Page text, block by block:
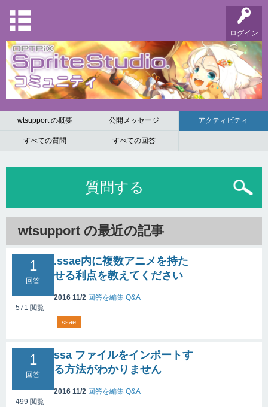
ログイン
wtsupport の概要 公開メッセージ アクティビティ
すべての質問 すべての回答
質問する
wtsupport の最近の記事
1
回答
571 閲覧
.ssae内に複数アニメを持た
せる利点を教えてください
2016 11/2 回答を編集 Q&A
ssae
1
回答
499 閲覧
ssa ファイルをインポートす
る方法がわかりません
2016 11/2 回答を編集 Q&A